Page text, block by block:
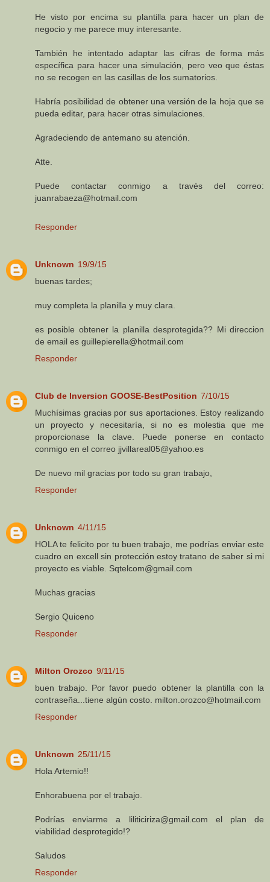
He visto por encima su plantilla para hacer un plan de
negocio y me parece muy interesante.
También he intentado adaptar las cifras de forma más
específica para hacer una simulación, pero veo que éstas
no se recogen en las casillas de los sumatorios.
Habría posibilidad de obtener una versión de la hoja que se
pueda editar, para hacer otras simulaciones.
Agradeciendo de antemano su atención.
Atte.
Puede contactar conmigo a través del correo:
juanrabaeza@hotmail.com
Responder
Unknown 19/9/15
buenas tardes;
muy completa la planilla y muy clara.
es posible obtener la planilla desprotegida?? Mi direccion
de email es guillepierella@hotmail.com
Responder
Club de Inversion GOOSE-BestPosition 7/10/15
Muchísimas gracias por sus aportaciones. Estoy realizando
un proyecto y necesitaría, si no es molestia que me
proporcionase la clave. Puede ponerse en contacto
conmigo en el correo jjvillareal05@yahoo.es
De nuevo mil gracias por todo su gran trabajo,
Responder
Unknown 4/11/15
HOLA te felicito por tu buen trabajo, me podrías enviar este
cuadro en excell sin protección estoy tratano de saber si mi
proyecto es viable. Sqtelcom@gmail.com
Muchas gracias
Sergio Quiceno
Responder
Milton Orozco 9/11/15
buen trabajo. Por favor puedo obtener la plantilla con la
contraseña...tiene algún costo. milton.orozco@hotmail.com
Responder
Unknown 25/11/15
Hola Artemio!!
Enhorabuena por el trabajo.
Podrías enviarme a liliticiriza@gmail.com el plan de
viabilidad desprotegido!?
Saludos
Responder